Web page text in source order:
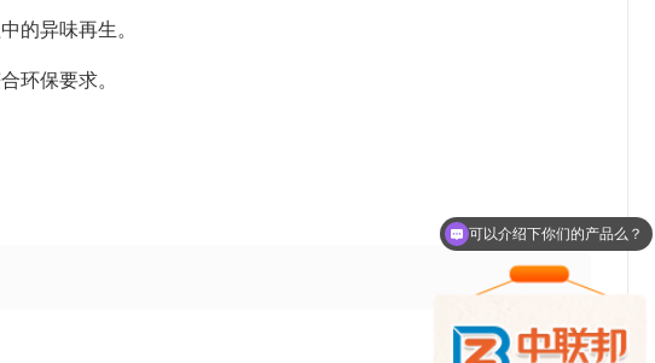
的异味再生。
环保要求。
你们是怎么收费的呢？